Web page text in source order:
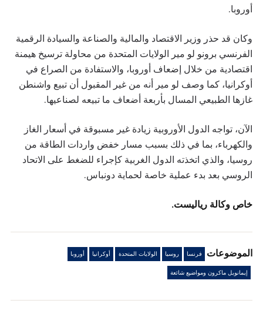
أوروبا.
وكان قد حذر وزير الاقتصاد والمالية والصناعة والسيادة الرقمية
الفرنسي برونو لو مير الولايات المتحدة من محاولة ترسيخ هيمنة
اقتصادية من خلال إضعاف أوروبا، والاستفادة من الصراع في
أوكرانيا، كما وصف لو مير أنه من غير المقبول أن تبيع واشنطن
غازها الطبيعي المسال بأربعة أضعاف ما تبيعه لصناعيها.
الآن، تواجه الدول الأوروبية زيادة غير مسبوقة في أسعار الغاز
والكهرباء، بما في ذلك بسبب مسار خفض واردات الطاقة من
روسيا، والذي اتخذته الدول الغربية كإجراء للضغط على الاتحاد
الروسي بعد بدء عملية خاصة لحماية دونباس.
خاص وكالة رياليست.
الموضوعات فرنسا روسيا الولايات المتحدة أوكرانيا أوروبا
إيمانويل ماكرون ومواضيع شائعة